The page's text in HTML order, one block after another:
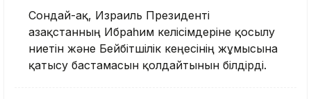
Сондай-ақ, Израиль Президенті
Қазақстанның Ибраһим келісімдеріне қосылу
ниетін және Бейбітшілік кеңесінің жұмысына
қатысу бастамасын қолдайтынын білдірді.